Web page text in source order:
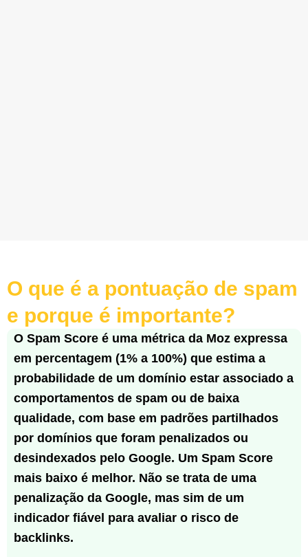
O que é a pontuação de spam
e porque é importante?
O Spam Score é uma métrica da Moz expressa
em percentagem (1% a 100%) que estima a
probabilidade de um domínio estar associado a
comportamentos de spam ou de baixa
qualidade, com base em padrões partilhados
por domínios que foram penalizados ou
desindexados pelo Google. Um Spam Score
mais baixo é melhor. Não se trata de uma
penalização da Google, mas sim de um
indicador fiável para avaliar o risco de
backlinks.